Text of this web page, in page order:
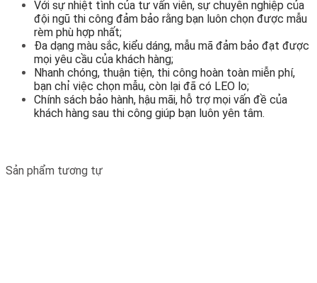
Với sự nhiệt tình của tư vấn viên, sự chuyên nghiệp của
đội ngũ thi công đảm bảo rằng bạn luôn chọn được mẫu
rèm phù hợp nhất;
Đa dạng màu sắc, kiểu dáng, mẫu mã đảm bảo đạt được
mọi yêu cầu của khách hàng;
Nhanh chóng, thuận tiện, thi công hoàn toàn miễn phí,
bạn chỉ việc chọn mẫu, còn lại đã có LEO lo;
Chính sách bảo hành, hậu mãi, hỗ trợ mọi vấn đề của
khách hàng sau thi công giúp bạn luôn yên tâm.
Sản phẩm tương tự